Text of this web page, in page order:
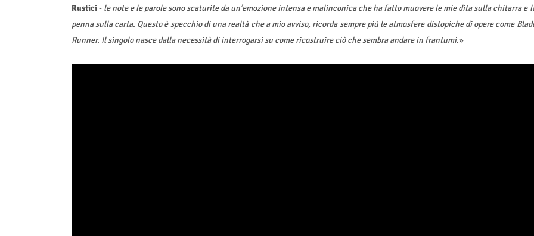
Rustici- le note e le parole sono scaturite da un’emozione intensa e malinconica che ha fatto muovere le mie dita sulla chitarra e
penna sulla carta. Questo è specchio di una realtà che a mio avviso, ricorda sempre più le atmosfere distopiche di opere come
Runner. Il singolo nasce dalla necessità di interrogarsi su come ricostruire ciò che sembra andare in frantumi.»